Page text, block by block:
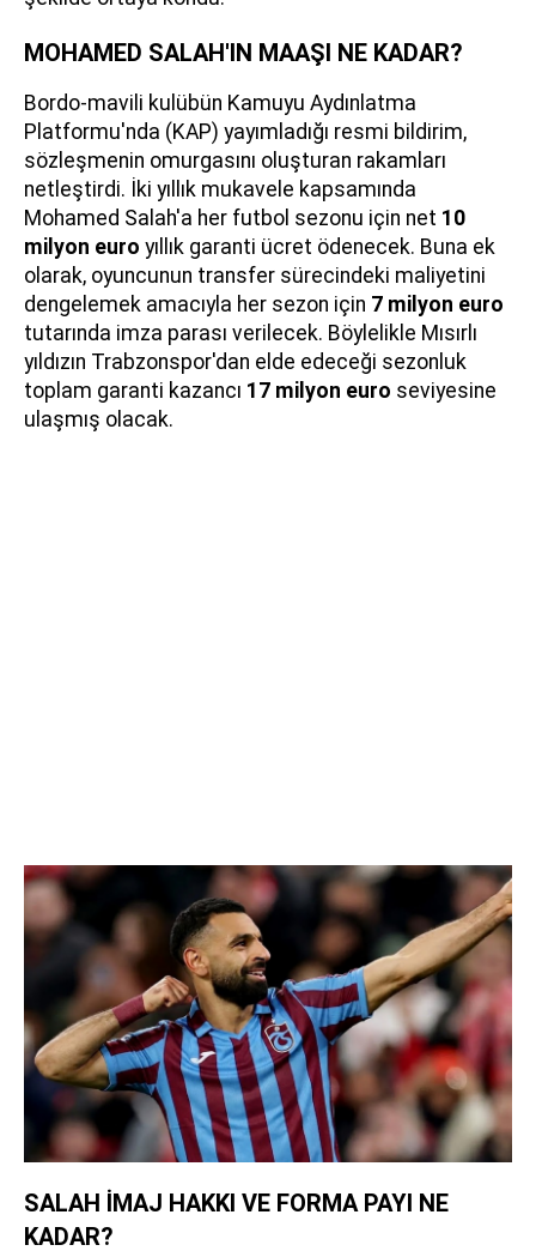
MOHAMED SALAH'IN MAAŞI NE KADAR?
Bordo-mavili kulübün Kamuyu Aydınlatma
Platformu'nda (KAP) yayımladığı resmi bildirim,
sözleşmenin omurgasını oluşturan rakamları
netleştirdi. İki yıllık mukavele kapsamında
Mohamed Salah'a her futbol sezonu için net 10
milyon euro yıllık garanti ücret ödenecek. Buna ek
olarak, oyuncunun transfer sürecindeki maliyetini
dengelemek amacıyla her sezon için 7 milyon euro
tutarında imza parası verilecek. Böylelikle Mısırlı
yıldızın Trabzonspor'dan elde edeceği sezonluk
toplam garanti kazancı 17 milyon euro seviyesine
ulaşmış olacak.
SALAH İMAJ HAKKI VE FORMA PAYI NE
KADAR?